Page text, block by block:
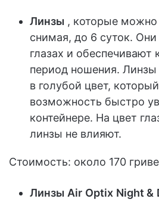
Линзы , которые можно
снимая, до 6 суток. Они
глазах и обеспечивают
период ношения.
в голубой цвет,
возможность быстро
контейнере. На цвет
линзы не влияют.
Стоимость: около 170
Линзы Air Optix Night &